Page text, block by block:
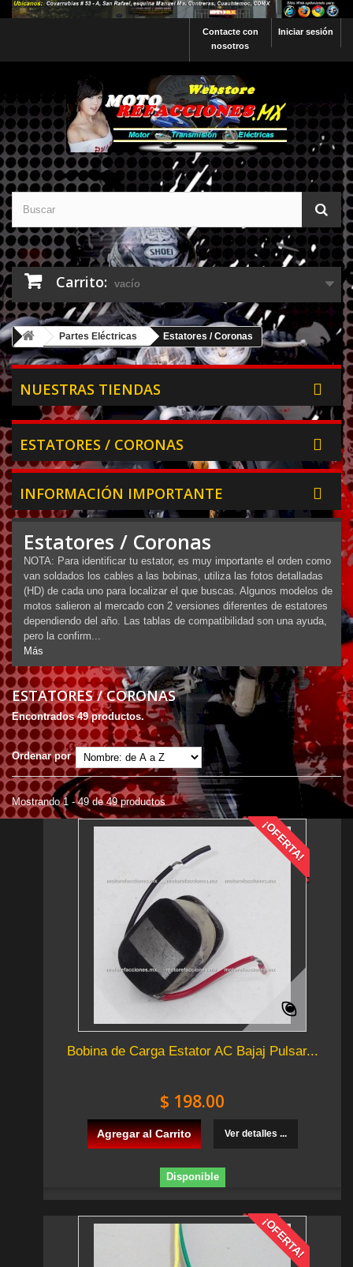
Iniciar sesión
Contacte con
nosotros
Carrito: vacío
Partes Eléctricas Estatores / Coronas
NUESTRAS TIENDAS
ESTATORES / CORONAS
INFORMACIÓN IMPORTANTE
Estatores / Coronas
NOTA: Para identificar tu estator, es muy importante el orden como
van soldados los cables a las bobinas, utiliza las fotos detalladas
(HD) de cada uno para localizar el que buscas. Algunos modelos de
motos salieron al mercado con 2 versiones diferentes de estatores
dependiendo del año. Las tablas de compatibilidad son una ayuda,
pero la confirm...
Más
ESTATORES / CORONAS
Encontrados 49 productos.
Ordenar por
Mostrando 1 - 49 de 49 productos
¡OFERTA!
Bobina de Carga Estator AC Bajaj Pulsar...
$ 198.00
Agregar al Carrito Ver detalles ...
Disponible
¡OFERTA!